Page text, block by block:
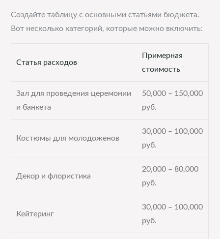
Создайте таблицу с основными статьями бюджета.
Вот несколько категорий, которые можно включить:
Статья расходов
Примерная
стоимость
Зал для проведения церемонии
и банкета
50,000 – 150,000
руб.
Костюмы для молодоженов
30,000 – 100,000
руб.
Декор и флористика
20,000 – 80,000
руб.
Кейтеринг
30,000 – 100,000
руб.